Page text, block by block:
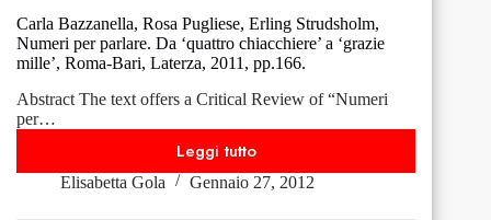
Carla Bazzanella, Rosa Pugliese, Erling Strudsholm,
Numeri per parlare. Da ‘quattro chiacchiere’ a ‘grazie
mille’, Roma-Bari, Laterza, 2011, pp.166.
Abstract The text offers a Critical Review of “Numeri
per…
Leggi tutto
Carla
Bazzanella,
Elisabetta Gola Gennaio 27, 2012